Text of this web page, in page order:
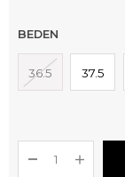
BEDEN
36.5 37.5